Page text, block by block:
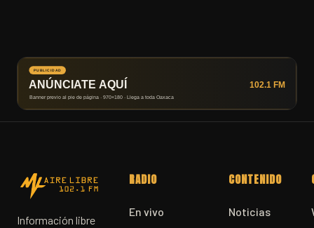
Información libre
RADIO
En vivo
CONTENIDO
Noticias